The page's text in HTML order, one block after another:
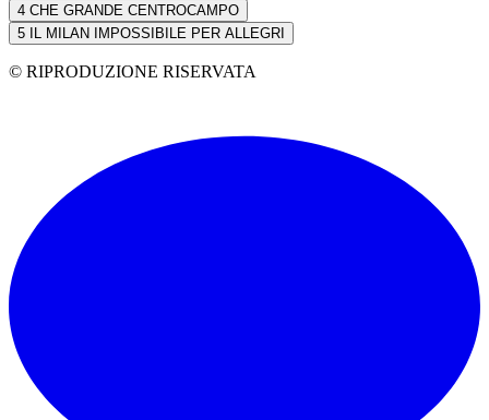
4 CHE GRANDE CENTROCAMPO
5
IL MILAN IMPOSSIBILE PER ALLEGRI
© RIPRODUZIONE RISERVATA